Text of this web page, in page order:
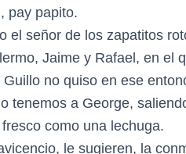
pay papito.
el señor de los zapatitos
Jaime y Rafael, en el
no quiso en ese
tenemos a George,
como una lechuga.
le sugieren, la